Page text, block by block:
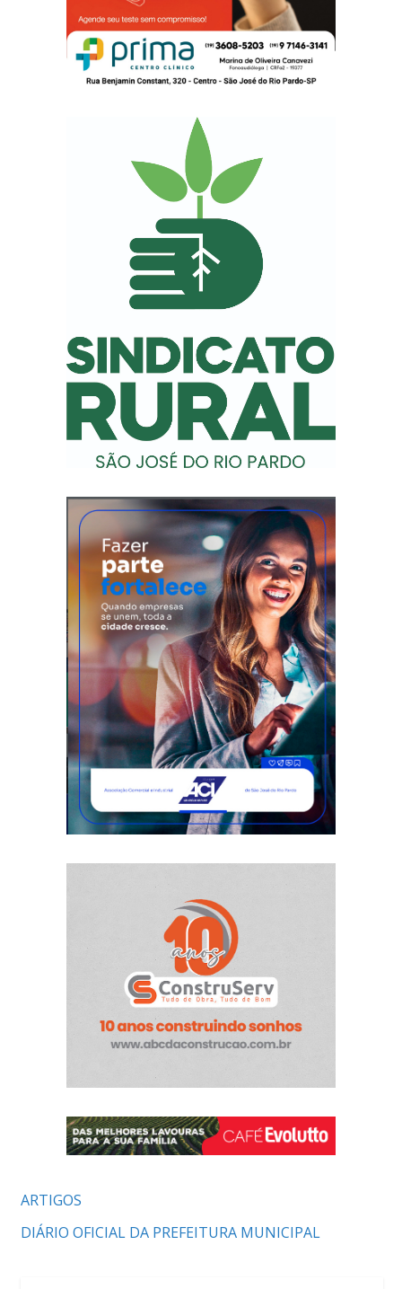
ARTIGOS
DIÁRIO OFICIAL DA PREFEITURA MUNICIPAL